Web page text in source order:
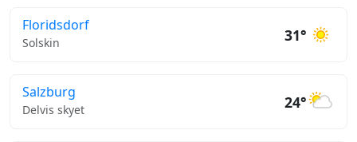
Floridsdorf
Solskin 31°
Salzburg
Delvis skyet 24°